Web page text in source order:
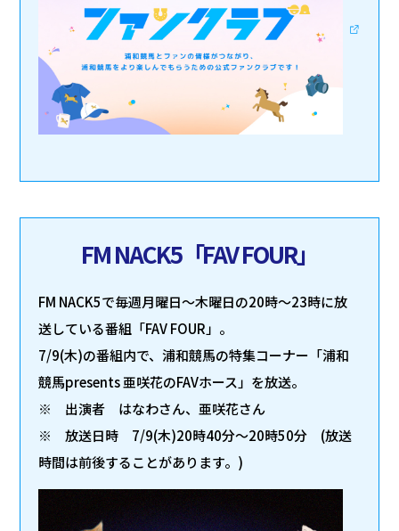
FM NACK5「FAV FOUR」
FM NACK5で毎週月曜日～木曜日の20時～23時に放
送している番組「FAV FOUR」。
7/9(木)の番組内で、浦和競馬の特集コーナー「浦和
競馬presents 亜咲花のFAVホース」を放送。
※ 出演者 はなわさん、亜咲花さん
※ 放送日時 7/9(木)20時40分～20時50分 (放送
時間は前後することがあります。)